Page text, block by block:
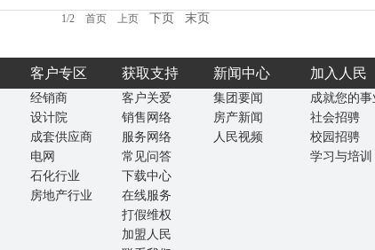
1/2 首页 上页 下页 末页
客户专区 获取支持 新闻中心 加入人民
经销商
设计院
成套供应商
电网
石化行业
房地产行业
客户关爱
销售网络
服务网络
常见问答
下载中心
在线服务
打假维权
加盟人民
集团要闻
房产新闻
人民视频
成就您的事
社会招骋
校园招骋
学习与培训